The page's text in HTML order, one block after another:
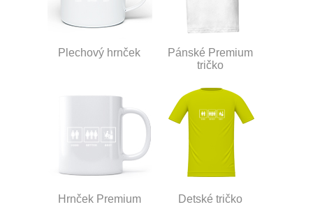
Plechový hrnček
Pánské Premium
tričko
Hrnček Premium Detské tričko